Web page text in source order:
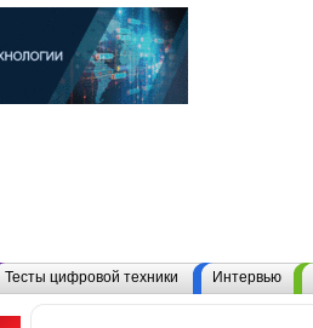
Тесты цифровой техники Интервью